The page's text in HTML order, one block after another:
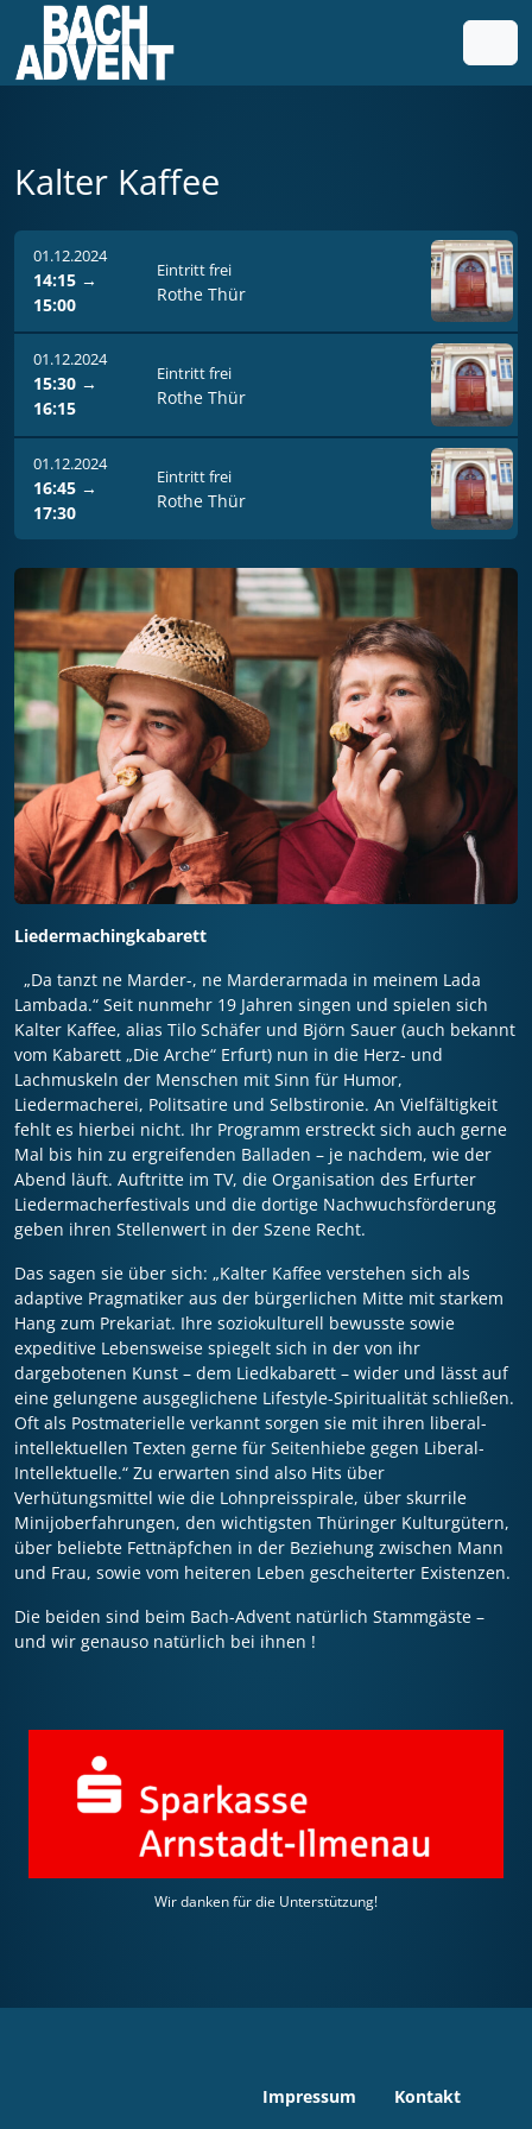
Weiter zum Inhalt
Weiter zum Fuß der Seite
Kalter Kaffee
Liedermachingkabarett
„Da tanzt ne Marder-, ne Marderarmada in meinem Lada
Lambada.“ Seit nunmehr 19 Jahren singen und spielen sich
Kalter Kaffee, alias Tilo Schäfer und Björn Sauer (auch bekannt
vom Kabarett „Die Arche“ Erfurt) nun in die Herz- und
Lachmuskeln der Menschen mit Sinn für Humor,
Liedermacherei, Politsatire und Selbstironie. An Vielfältigkeit
fehlt es hierbei nicht. Ihr Programm erstreckt sich auch gerne
Mal bis hin zu ergreifenden Balladen – je nachdem, wie der
Abend läuft. Auftritte im TV, die Organisation des Erfurter
Liedermacherfestivals und die dortige Nachwuchsförderung
geben ihren Stellenwert in der Szene Recht.
Das sagen sie über sich: „Kalter Kaffee verstehen sich als
adaptive Pragmatiker aus der bürgerlichen Mitte mit starkem
Hang zum Prekariat. Ihre soziokulturell bewusste sowie
expeditive Lebensweise spiegelt sich in der von ihr
dargebotenen Kunst – dem Liedkabarett – wider und lässt auf
eine gelungene ausgeglichene Lifestyle-Spiritualität schließen.
Oft als Postmaterielle verkannt sorgen sie mit ihren liberal-
intellektuellen Texten gerne für Seitenhiebe gegen Liberal-
Intellektuelle.“ Zu erwarten sind also Hits über
Verhütungsmittel wie die Lohnpreisspirale, über skurrile
Minijoberfahrungen, den wichtigsten Thüringer Kulturgütern,
über beliebte Fettnäpfchen in der Beziehung zwischen Mann
und Frau, sowie vom heiteren Leben gescheiterter Existenzen.
Die beiden sind beim Bach-Advent natürlich Stammgäste –
und wir genauso natürlich bei ihnen !
01.12.2024
14:15 →
15:00
Eintritt frei
Rothe Thür
01.12.2024
15:30 →
16:15
Eintritt frei
Rothe Thür
01.12.2024
16:45 →
17:30
Eintritt frei
Rothe Thür
Wir danken für die Unterstützung!
Impressum Kontakt